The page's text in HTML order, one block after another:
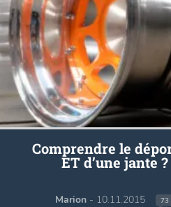
Comprendre le
ET d’une jante ?
Marion - 10.11.2015 73